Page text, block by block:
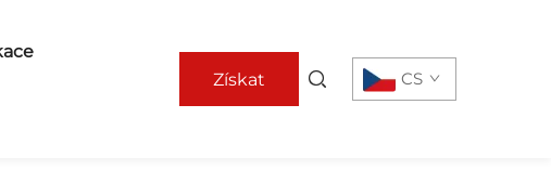
Získat CS